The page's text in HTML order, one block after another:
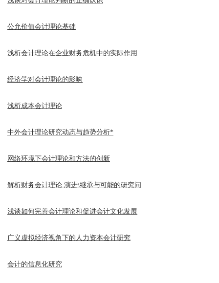
公允价值会计理论基础
浅析会计理论在企业财务危机中的实际作用
经济学对会计理论的影响
浅析成本会计理论
中外会计理论研究动态与趋势分析*
网络环境下会计理论和方法的创新
解析财务会计理论:演进\继承与可能的研究问
浅谈如何完善会计理论和促进会计文化发展
广义虚拟经济视角下的人力资本会计研究
会计的信息化研究